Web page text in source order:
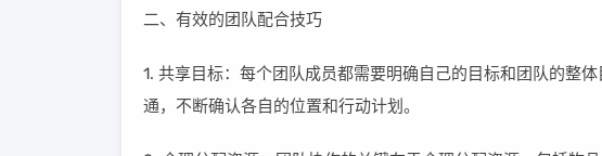
二、有效的团队配合技巧
1. 共享目标：每个团队成员都需要明确自己的目标和团队的整
通，不断确认各自的位置和行动计划。